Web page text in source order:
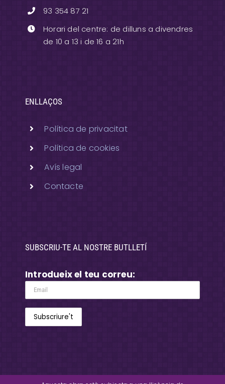
93 354 87 21
Horari del centre: de dilluns a divendres
de 10 a 13 i de 16 a 21h
ENLLAÇOS
Política de privacitat
Política de cookies
Avís legal
Contacte
SUBSCRIU-TE AL NOSTRE BUTLLETÍ
Introdueix el teu correu: